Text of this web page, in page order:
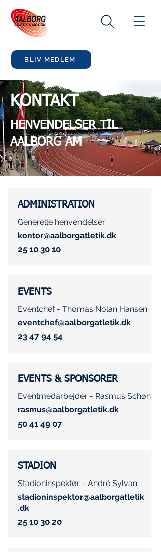
BLIV MEDLEM
KONTAKT
HENVENDELSER TIL
AALBORG AM
ADMINISTRATION
Generelle henvendelser
kontor@aalborgatletik.dk
25 10 30 10
EVENTS
Eventchef - Thomas Nolan Hansen
eventchef@aalborgatletik.dk
23 47 94 54
EVENTS & SPONSORER
Eventmedarbejder - Rasmus Schøn
rasmus@aalborgatletik.dk
50 41 49 07
STADION
Stadioninspektør - André Sylvan
stadioninspektor@aalborgatletik
.dk
25 10 30 20